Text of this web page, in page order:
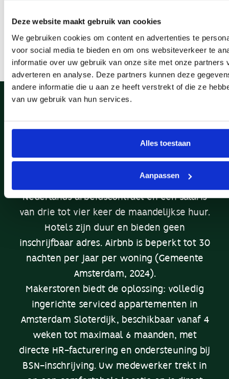
Deze website maakt gebruik van cookies
We gebruiken cookies om content en advertenties te
voor social media te bieden en om ons websiteverkeer te
informatie over uw gebruik van onze site met onze partners
adverteren en analyse. Deze partners kunnen deze
andere informatie die u aan ze heeft verstrekt of die ze
van uw gebruik van hun services.
Alles toestaan
Aanpassen
✓ Verblijfsduur 4 weken tot 6
maanden ✓ Directe
facturering aan uw bedrijf
Wanneer u een medewerker naar
Amsterdam haalt, voor een opdracht,
verhuurders eisen doorgaans een
Nederlands arbeidscontract en een salaris
van drie tot vier keer de maandelijkse huur.
Hotels zijn duur en bieden geen
inschrijfbaar adres. Airbnb is beperkt tot 30
nachten per jaar per woning (Gemeente
Amsterdam, 2024).
Makerstoren biedt de oplossing: volledig
ingerichte serviced appartementen in
Amsterdam Sloterdijk, beschikbaar vanaf 4
weken tot maximaal 6 maanden, met
directe HR-facturering en ondersteuning bij
BSN-inschrijving. Uw medewerker trekt in